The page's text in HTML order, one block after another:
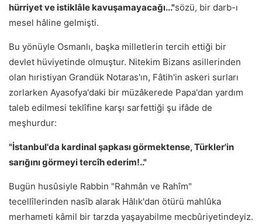
hürriyet ve istiklâle kavuşamayacağı..."sözü, bir darb-ı
mesel hâline gelmişti.
Bu yönüyle Osmanlı, başka milletlerin tercih ettiği bir
devlet hüviyetinde olmuştur. Nitekim Bizans asillerinden
olan hıristiyan Grandük Notaras'ın, Fâtih'in askeri surları
zorlarken Ayasofya'daki bir müzâkerede Papa'dan yardım
taleb edilmesi teklîfine karşı sarfettiği şu ifâde de
meşhurdur:
"İstanbul'da kardinal şapkası görmektense, Türkler'in
sarığını görmeyi tercîh ederim!.."
Bugün husûsiyle Rabbin "Rahmân ve Rahîm"
tecellîlerinden nasîb alarak Hâlık'dan ötürü mahlûka
merhameti kâmil bir tarzda yaşayabilme mecbûriyetindeyiz.